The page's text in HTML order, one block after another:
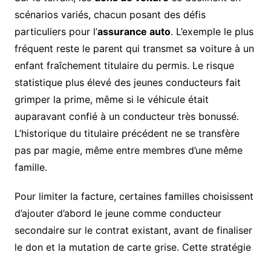
scénarios variés, chacun posant des défis
particuliers pour l’assurance auto. L’exemple le plus
fréquent reste le parent qui transmet sa voiture à un
enfant fraîchement titulaire du permis. Le risque
statistique plus élevé des jeunes conducteurs fait
grimper la prime, même si le véhicule était
auparavant confié à un conducteur très bonussé.
L’historique du titulaire précédent ne se transfère
pas par magie, même entre membres d’une même
famille.
Pour limiter la facture, certaines familles choisissent
d’ajouter d’abord le jeune comme conducteur
secondaire sur le contrat existant, avant de finaliser
le don et la mutation de carte grise. Cette stratégie